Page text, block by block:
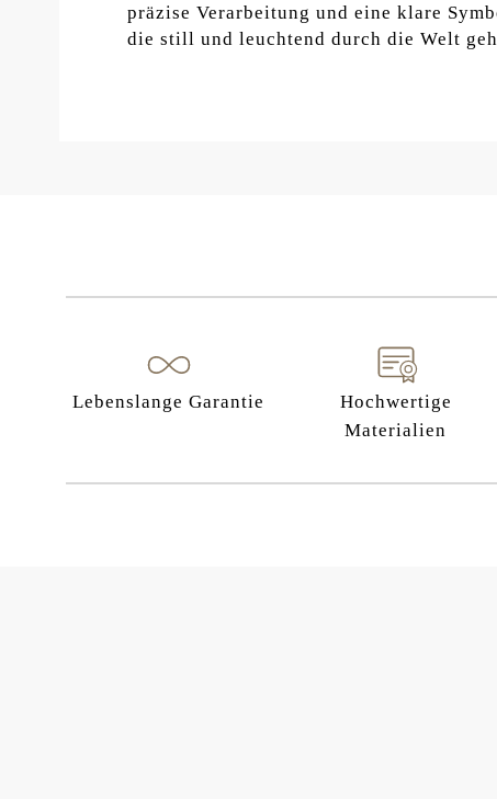
präzise Verarbeitung und eine klare
die still und leuchtend durch die Welt
Lebenslange Garantie
Hochwertige
Materialien